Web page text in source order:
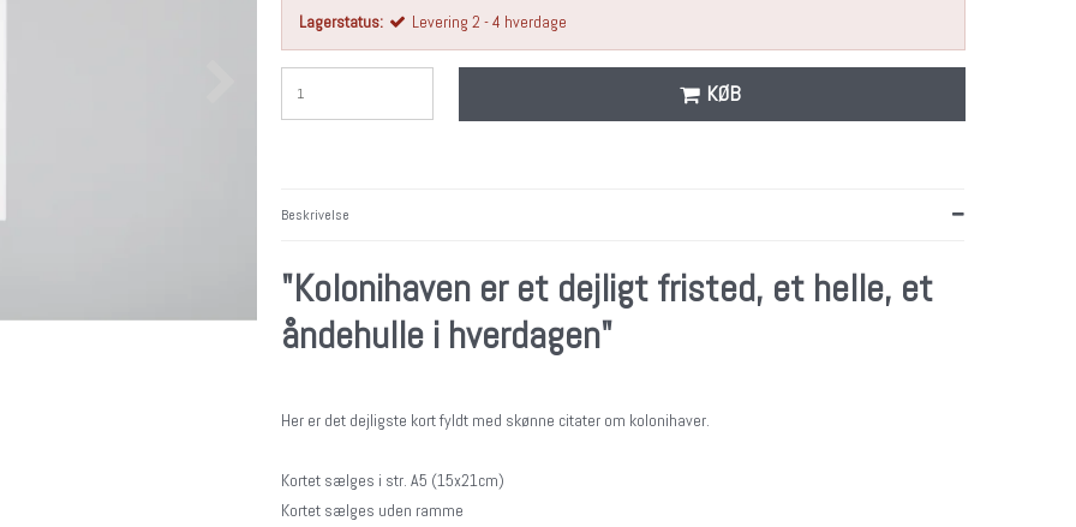
Lagerstatus: Levering 2 - 4 hverdage
KØB
Beskrivelse
"Kolonihaven er et dejligt fristed, et helle, et
åndehulle i hverdagen"
Her er det dejligste kort fyldt med skønne citater om kolonihaver.
Kortet sælges i str. A5 (15x21cm)
Kortet sælges uden ramme